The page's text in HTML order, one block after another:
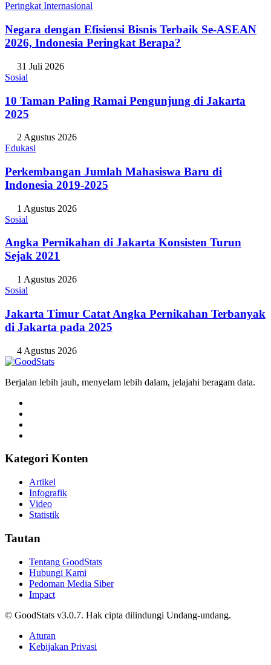
Peringkat Internasional
Negara dengan Efisiensi Bisnis Terbaik Se-ASEAN
2026, Indonesia Peringkat Berapa?
31 Juli 2026
Sosial
10 Taman Paling Ramai Pengunjung di Jakarta
2025
2 Agustus 2026
Edukasi
Perkembangan Jumlah Mahasiswa Baru di
Indonesia 2019-2025
1 Agustus 2026
Sosial
Angka Pernikahan di Jakarta Konsisten Turun
Sejak 2021
1 Agustus 2026
Sosial
Jakarta Timur Catat Angka Pernikahan Terbanyak
di Jakarta pada 2025
4 Agustus 2026
Berjalan lebih jauh, menyelam lebih dalam, jelajahi beragam data.
Kategori Konten
Artikel
Infografik
Video
Statistik
Tautan
Tentang GoodStats
Hubungi Kami
Pedoman Media Siber
Impact
© GoodStats v3.0.7. Hak cipta dilindungi Undang-undang.
Aturan
Kebijakan Privasi